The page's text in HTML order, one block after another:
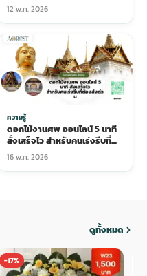
12 พ.ค. 2026
ความรู้
ดอกไม้งานศพ ออนไลน์ 5 นาที
สั่งเสร็จไว สำหรับคนเร่งรีบที่
ต้องส่งด่วน
16 พ.ค. 2026
ดูทั้งหมด
-17%